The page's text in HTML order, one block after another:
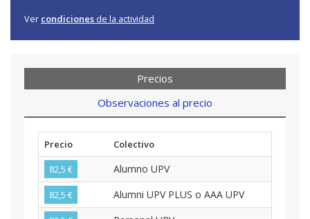
Ver condiciones de la actividad
Precios
Observaciones al precio
Precio
Colectivo
82,5 €
Alumno UPV
82,5 € Alumni UPV PLUS o AAA UPV